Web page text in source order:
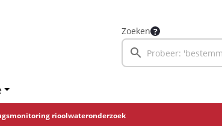
Zoeken
rioolwateronderzoek